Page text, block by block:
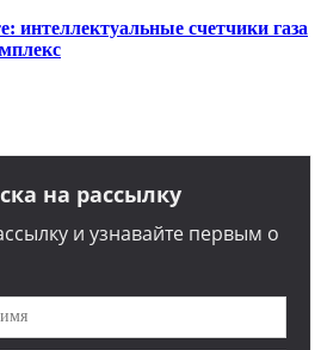
интеллектуальные счетчики газа
на рассылку
и узнавайте первым о